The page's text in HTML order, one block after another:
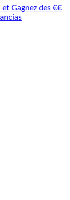
et Gagnez des €€